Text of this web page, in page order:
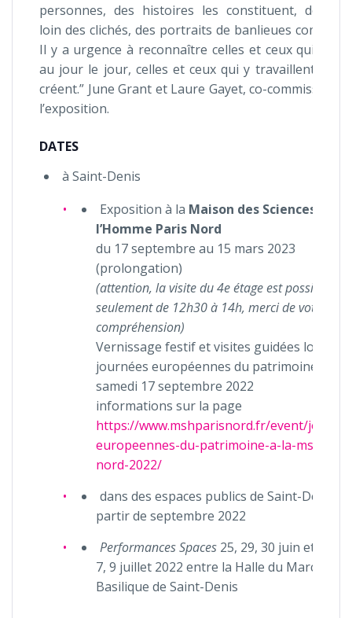
personnes, des histoires les constituent,
loin des clichés, des portraits de banlieues
Il y a urgence à reconnaître celles et ceux qui y
au jour le jour, celles et ceux qui y travaillent et
créent.” June Grant et Laure Gayet, co-commissaires
l’exposition.
DATES
à Saint-Denis
Exposition à la Maison des Sciences de
l’Homme Paris Nord
du 17 septembre au 15 mars 2023
(prolongation)
(attention, la visite du 4e étage est possible
seulement de 12h30 à 14h, merci de votre
compréhension)
Vernissage festif et visites guidées lors des
journées européennes du patrimoine, le
samedi 17 septembre 2022
informations sur la page
https://www.mshparisnord.fr/event/
europeennes-du-patrimoine-a-la-msh-
nord-2022/
dans des espaces publics de Saint-Denis à
partir de septembre 2022
Performances Spaces 25, 29, 30 juin et 1, 2,
7, 9 juillet 2022 entre la Halle du Marché et
Basilique de Saint-Denis